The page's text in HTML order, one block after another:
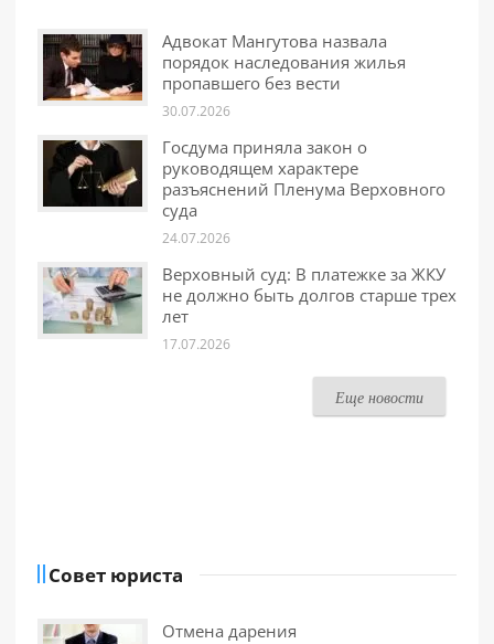
Адвокат Мангутова назвала
порядок наследования жилья
пропавшего без вести
30.07.2026
Госдума приняла закон о
руководящем характере
разъяснений Пленума Верховного
суда
24.07.2026
Верховный суд: В платежке за ЖКУ
не должно быть долгов старше трех
лет
17.07.2026
Еще новости
Совет юриста
Отмена дарения